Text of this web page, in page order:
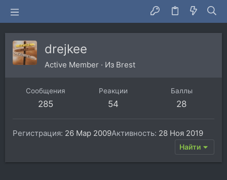
drejkee
Active Member · Из Brest
Сообщения
285
Реакции
54
Баллы
28
Регистрация 26 Мар 2009Активность 28 Ноя 2019
Найти